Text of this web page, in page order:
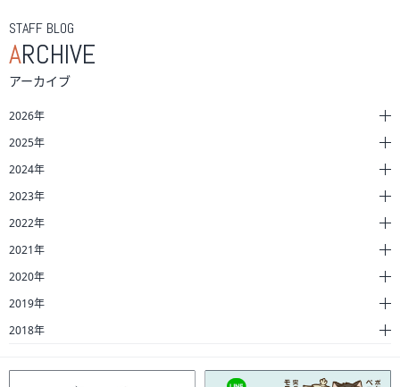
STAFF BLOG
ARCHIVE
アーカイブ
2026年
2025年
2024年
2023年
2022年
2021年
2020年
2019年
2018年